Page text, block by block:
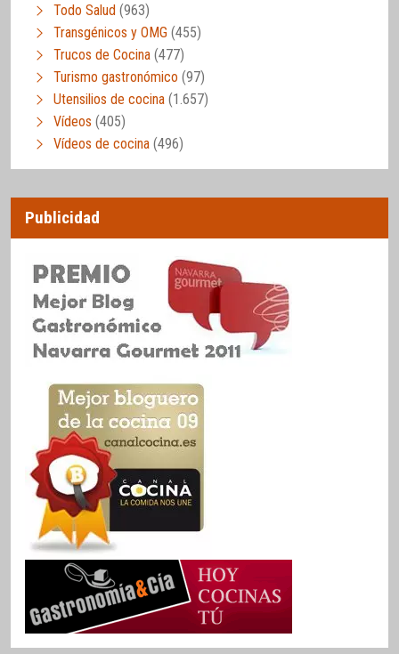
Todo Salud (963)
Transgénicos y OMG (455)
Trucos de Cocina (477)
Turismo gastronómico (97)
Utensilios de cocina (1.657)
Vídeos (405)
Vídeos de cocina (496)
Publicidad